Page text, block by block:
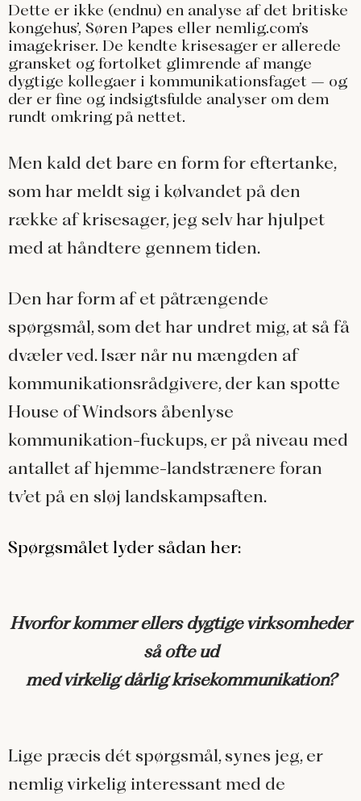
Dette er ikke (endnu) en analyse af det britiske
kongehus’, Søren Papes eller nemlig.com’s
imagekriser. De kendte krisesager er allerede
gransket og fortolket glimrende af mange
dygtige kollegaer i kommunikationsfaget – og
der er fine og indsigtsfulde analyser om dem
rundt omkring på nettet.
Men kald det bare en form for eftertanke,
som har meldt sig i kølvandet på den
række af krisesager, jeg selv har hjulpet
med at håndtere gennem tiden.
Den har form af et påtrængende
spørgsmål, som det har undret mig, at så få
dvæler ved. Især når nu mængden af
kommunikationsrådgivere, der kan spotte
House of Windsors åbenlyse
kommunikation-fuckups, er på niveau med
antallet af hjemme-landstrænere foran
tv’et på en sløj landskampsaften.
Spørgsmålet lyder sådan her:
Hvorfor kommer ellers dygtige virksomheder
så ofte ud
med virkelig dårlig krisekommunikation?
Lige præcis dét spørgsmål, synes jeg, er
nemlig virkelig interessant med de